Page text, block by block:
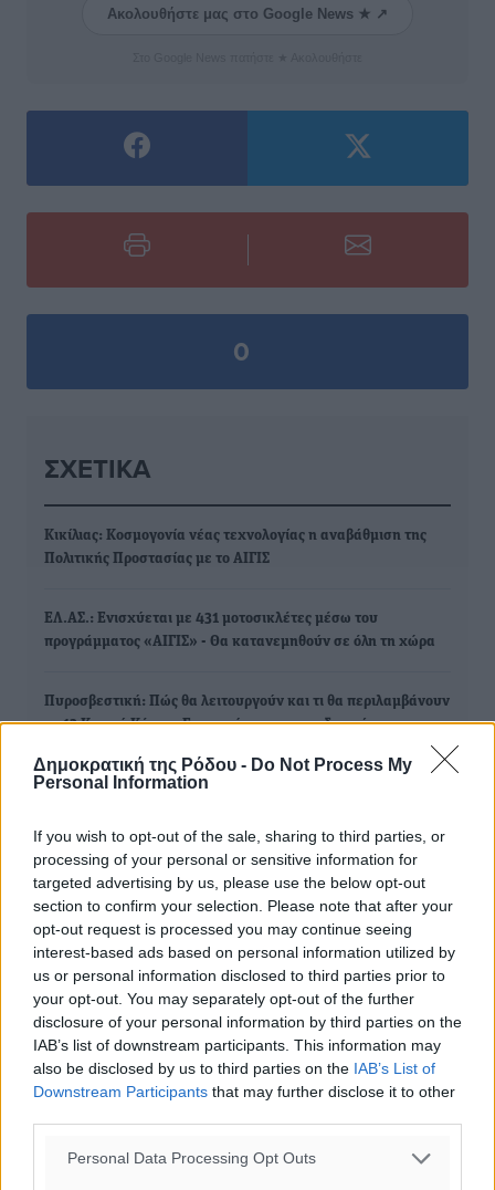
Δημοκρατική της Ρόδου - Do Not Process My
Personal Information
If you wish to opt-out of the sale, sharing to third parties, or
processing of your personal or sensitive information for
targeted advertising by us, please use the below opt-out
section to confirm your selection. Please note that after your
opt-out request is processed you may continue seeing
interest-based ads based on personal information utilized by
us or personal information disclosed to third parties prior to
your opt-out. You may separately opt-out of the further
disclosure of your personal information by third parties on the
IAB’s list of downstream participants. This information may
also be disclosed by us to third parties on the IAB’s List of
Downstream Participants that may further disclose it to other
Personal Data Processing Opt Outs
Ακολουθήστε μας στο Google News ★ ↗
0
ΣΧΕΤΙΚΆ
Κικίλιας: Κοσμογονία νέας τεχνολογίας η αναβάθμιση της
Πολιτικής Προστασίας με το ΑΙΓΙΣ
ΕΛ.ΑΣ.: Ενισχύεται με 431 μοτοσικλέτες μέσω του
προγράμματος «ΑΙΓΙΣ» - Θα κατανεμηθούν σε όλη τη χώρα
Πυροσβεστική: Πώς θα λειτουργούν και τι θα περιλαμβάνουν
τα 13 Κινητά Κέντρα Επιχειρήσεων για τη διαχείριση…
Μητσοτάκης για την ημέρα πρόληψης κατά του καρκίνου του
ευθύνης…
ΔΙΑΒΑΣΕ ΕΠΙΣΗΣ
ΕΙΔΉΣΕΙΣ
Στα 2-2,35 GW ο στόχος για τα πρώτα υπεράκτια αιολικά
πάρκα που θα λειτουργήσουν στη χώρα μας
10.08.26 · 09:50
ΕΙΔΉΣΕΙΣ
γεωπολιτικές αναταράξεις
10.08.26 · 09:45